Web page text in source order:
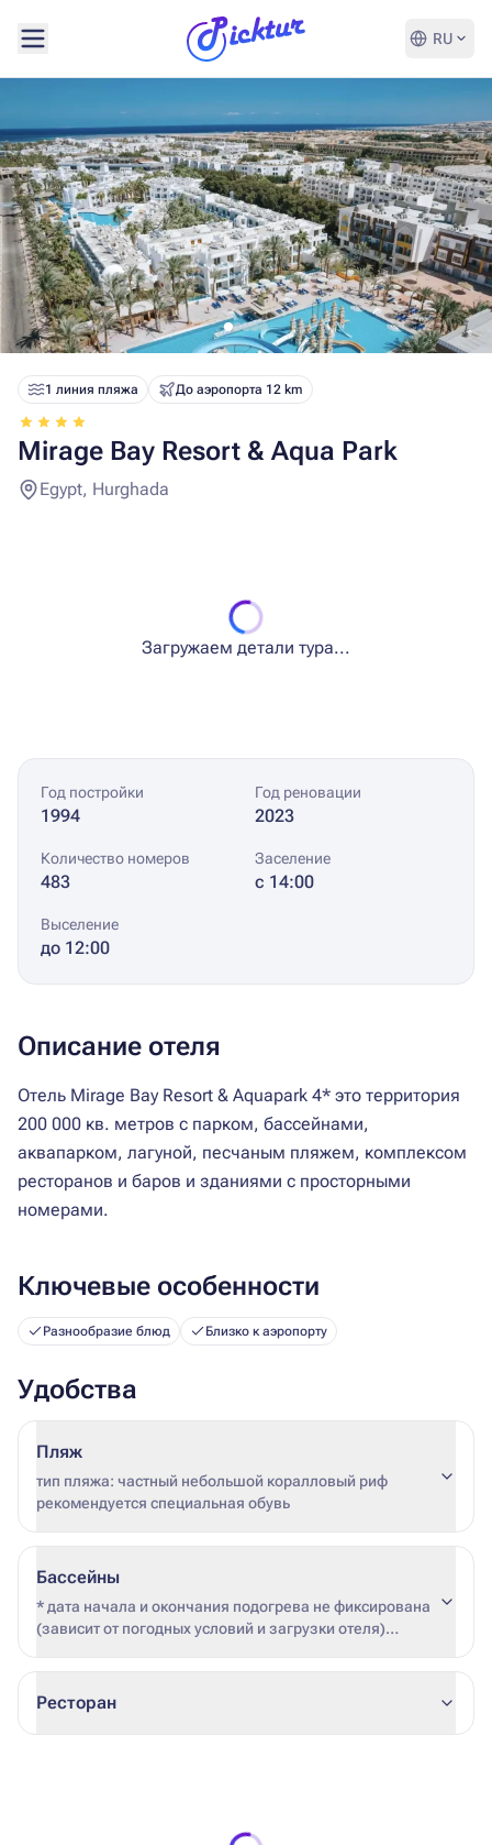
RU
1 линия пляжа До аэропорта 12 km
Mirage Bay Resort & Aqua Park
Egypt, Hurghada
Загружаем детали тура...
Год постройки
1994
Год реновации
2023
Количество номеров
483
Заселение
с 14:00
Выселение
до 12:00
Описание отеля
Отель Mirage Bay Resort & Aquapark 4* это территория
200 000 кв. метров с парком, бассейнами,
аквапарком, лагуной, песчаным пляжем, комплексом
ресторанов и баров и зданиями с просторными
номерами.
Ключевые особенности
Разнообразие блюд Близко к аэропорту
Удобства
Пляж
тип пляжа: частный небольшой коралловый риф
рекомендуется специальная обувь
Бассейны
* дата начала и окончания подогрева не фиксирована
(зависит от погодных условий и загрузки отеля)
в зимний период*
Ресторан